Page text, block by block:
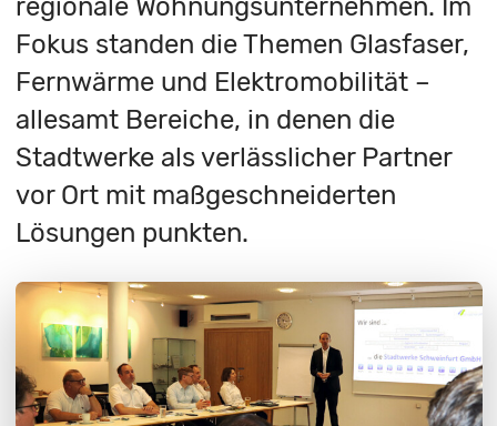
regionale Wohnungsunternehmen. Im
Fokus standen die Themen Glasfaser,
Fernwärme und Elektromobilität –
allesamt Bereiche, in denen die
Stadtwerke als verlässlicher Partner
vor Ort mit maßgeschneiderten
Lösungen punkten.